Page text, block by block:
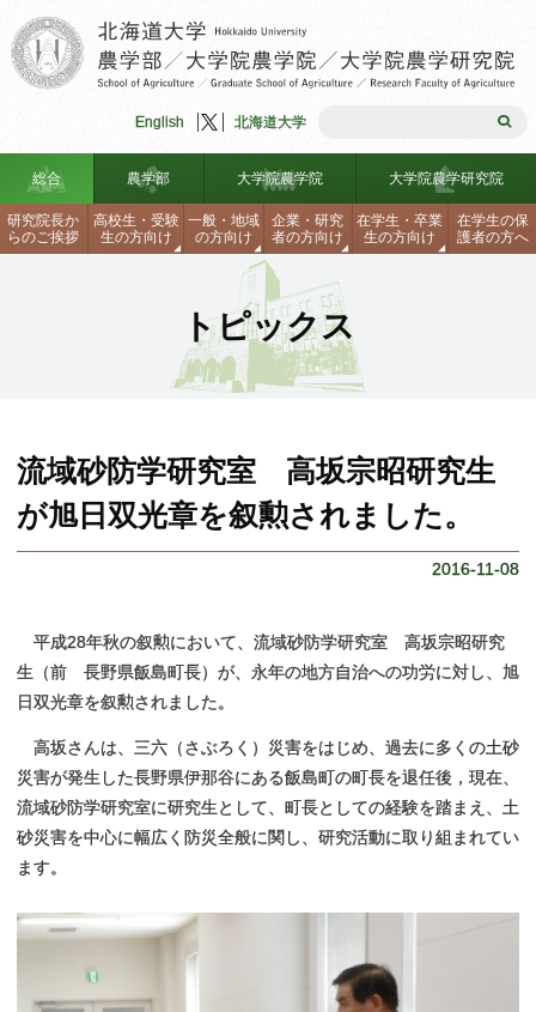
English 北海道大学
総合 農学部 大学院農学院 大学院農学研究院
研究院長か
らのご挨拶
高校生 ・ 受験
生の方向け
一般 ・地域
の方向け
企業 ・研究
者の方向け
在学生 ・卒業
生の方向け
在学生の保
護者の方へ
大学院入試
見学・説明会・資料請求・刊行
研究院長からのご挨拶
学生生活支援 海外留学制度
免許・資格 研究生・聴講生・科目等履修生
学部、大学院データテーブル 教員一覧
理念・組織図
大学院入試
研究生・聴講生・科目等履修生 連携協定
物
学部、大学院データテーブル 教員一覧
農学部とゆかりのある団体 お問合せ・アクセス
沿革
教員一覧
学部、大学院データテーブル
ズ集
教員公募情報 お問合せ・アクセス
アグリサイエンス研究開発室
海外留学制度
農学部安全ハンドブック 研究生・聴講生・科目等履修生
各種手続き、証明書の請求方法 関連センター・施設・リンク
お問合せ・アクセス
トピックス
流域砂防学研究室 高坂宗昭研究生
が旭日双光章を叙勲されました。
2016-11-08
平成28年秋の叙勲において、流域砂防学研究室 高坂宗昭研究
生（前 長野県飯島町長）が、永年の地方自治への功労に対し、旭
日双光章を叙勲されました。
高坂さんは、三六（さぶろく）災害をはじめ、過去に多くの土砂
災害が発生した長野県伊那谷にある飯島町の町長を退任後，現在、
流域砂防学研究室に研究生として、町長としての経験を踏まえ、土
砂災害を中心に幅広く防災全般に関し、研究活動に取り組まれてい
ます。